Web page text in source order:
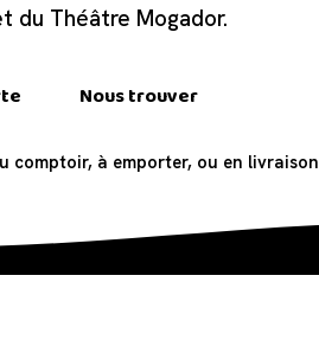
du Théâtre Mogador.
Nous trouver
comptoir, à emporter, ou en livraison